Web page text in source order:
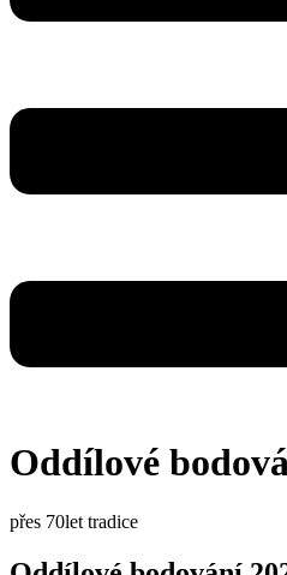
Oddílové
přes 70let tradice